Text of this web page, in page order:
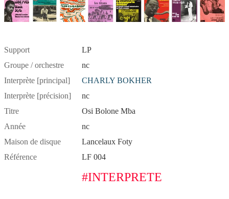
Support
LP
Groupe / orchestre
nc
Interprète [principal]
CHARLY BOKHER
Interprète [précision]
nc
Titre
Osi Bolone Mba
Année
nc
Maison de disque
Lancelaux Foty
Référence
LF 004
#INTERPRETE